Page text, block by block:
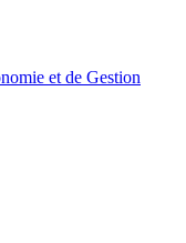
et de Gestion